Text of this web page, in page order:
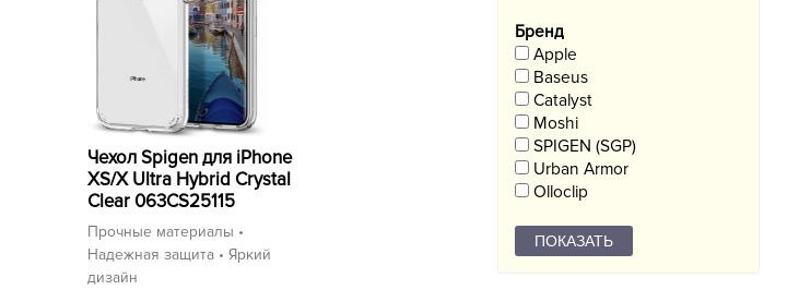
Бренд
Apple
Baseus
Catalyst
Moshi
SPIGEN (SGP)
Urban Armor
Olloclip
Чехол Spigen для iPhone
XS/X Ultra Hybrid Crystal
Clear 063CS25115
Прочные материалы •
Надежная защита • Яркий
дизайн